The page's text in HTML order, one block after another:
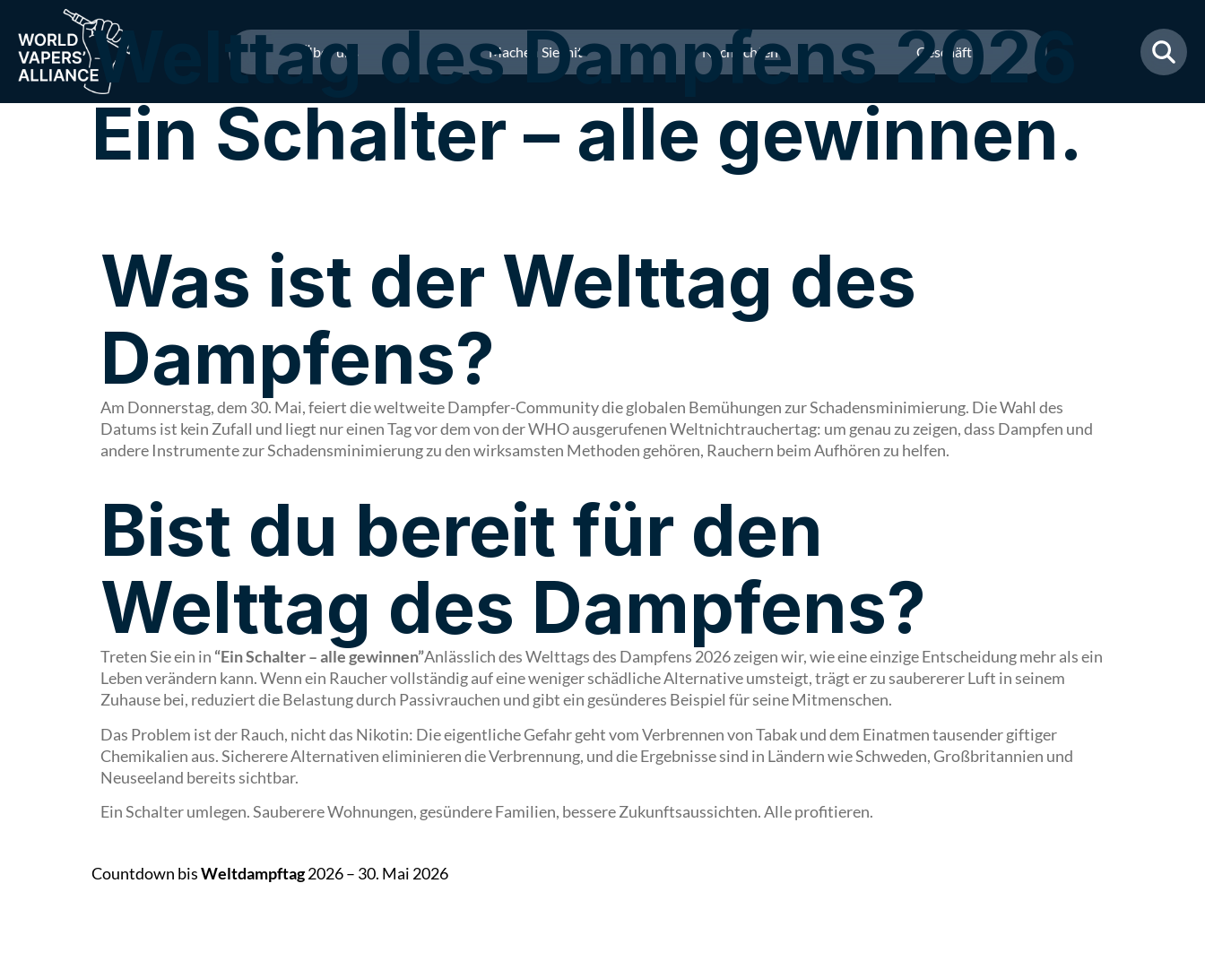
Über uns Machen Sie mit Nachrichten Geschäft
Welttag des Dampfens 2026
Ein Schalter – alle gewinnen.
Was ist der Welttag des
Dampfens?
Am Donnerstag, dem 30. Mai, feiert die weltweite Dampfer-Community die globalen Bemühungen zur Schadensminimierung. Die Wahl des
Datums ist kein Zufall und liegt nur einen Tag vor dem von der WHO ausgerufenen Weltnichtrauchertag: um genau zu zeigen, dass Dampfen und
andere Instrumente zur Schadensminimierung zu den wirksamsten Methoden gehören, Rauchern beim Aufhören zu helfen.
Bist du bereit für den
Welttag des Dampfens?
Treten Sie ein in “Ein Schalter – alle gewinnen”Anlässlich des Welttags des Dampfens 2026 zeigen wir, wie eine einzige Entscheidung mehr als ein
Leben verändern kann. Wenn ein Raucher vollständig auf eine weniger schädliche Alternative umsteigt, trägt er zu saubererer Luft in seinem
Zuhause bei, reduziert die Belastung durch Passivrauchen und gibt ein gesünderes Beispiel für seine Mitmenschen.
Das Problem ist der Rauch, nicht das Nikotin: Die eigentliche Gefahr geht vom Verbrennen von Tabak und dem Einatmen tausender giftiger
Chemikalien aus. Sicherere Alternativen eliminieren die Verbrennung, und die Ergebnisse sind in Ländern wie Schweden, Großbritannien und
Neuseeland bereits sichtbar.
Ein Schalter umlegen. Sauberere Wohnungen, gesündere Familien, bessere Zukunftsaussichten. Alle profitieren.
Countdown bisWeltdampftag2026 – 30. Mai 2026